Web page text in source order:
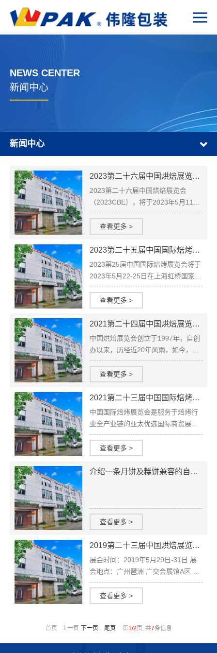
NEWS CENTER
新闻中心
新闻中心
2023第二十六届中国烘焙展览会（广州）
2023第二十六届中国烘焙展览会
（2023CBE），将于2023年5月11
日-5月13日在广州·广交会展馆D区盛
大开幕。 从1997年创办至今，中国烘
焙展览会不仅是国内烘焙行业第一个
专业展览会，经过二十余年的奋力发
展，成为享誉国际...
查看更多 >
2023第二十五届中国国际焙烤展览会（上海）
2023第25届中国国际焙烤展览会将于
2023年5月22-25日在上海虹桥国家会
展中心（上海市崧泽大道333号）举
办。 中国国际焙烤展览会（Bakery
China）创始于1997年，是服务于焙
烤行业全产业链的亚太优选国际商贸
展览...
查看更多 >
2021第二十四届中国烘焙展览会（2021 CBE）
中国烘焙展览会创立于1997年，自创
办以来，历经近20年风雨，如今，中
国烘焙展览会已成为国内最具规模，
最具人气的烘焙展览会，受到海内外
广大烘焙同仁尤其是中国南部地区和
东南亚地区烘焙业者的热切关注。 伟
隆包装 将于5月24日-26日...
查看更多 >
2021第二十三届中国国际焙烤展览会
中国国际焙烤展览会是服务于焙烤行
业全产业链的亚太优选国际商贸展览
平台，始于1997年，每年5月在上海
举办。我们期待您的参与。 伟隆包装
将于4月27-30日继续与您相约在上海
新国际博览中心W5A01展位。 展会时
查看更多 >
介绍一条月饼及糕饼兼容的自动化包装线设计
查看更多 >
2019第二十三届中国烘焙展览会（2019CBE）
展会时间：2019年5月29日-31日 展
会地点：广州琶洲 广交会展馆A区 5.1
馆 5A60 （广州市海珠区阅江中路380
号）查看更多 >
首页 上一页 下一页 尾页 第1/2 页, 共7条信息